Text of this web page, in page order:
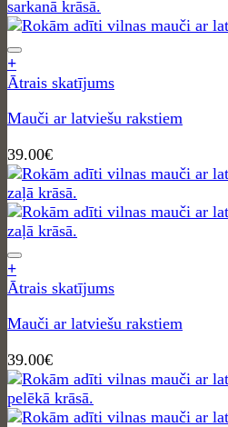
+
Ātrais skatījums
Mauči ar latviešu rakstiem
39.00€
+
Ātrais skatījums
Mauči ar latviešu rakstiem
39.00€